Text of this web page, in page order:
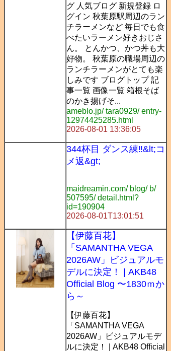
グ 人気ブログ 新規登録 ロ
グイン 秋葉原駅周辺のラン
チラーメンなど 毎日でも食
べたいラーメン好きおじさ
ん。 とんかつ、かつ丼も大
好物。 秋葉原の職場周辺の
ランチラーメンがとても楽
しみです ブログトップ 記
事一覧 画像一覧 箱根そば
のかき揚げそ...
ameblo.jp/ tara0929/ entry-
12974425285.html
2026-08-01 13:36:05
344杯目 ダンス練‼️&lt;コ
メ返&gt;
maidreamin.com/ blog/ b/
507595/ detail.html?
id=190904
2026-08-01T13:01:51
【伊藤百花】
「SAMANTHA VEGA
2026AW」ビジュアルモ
デルに決定！ | AKB48
Official Blog 〜1830ｍか
ら～
【伊藤百花】
「SAMANTHA VEGA
2026AW」ビジュアルモデ
ルに決定！ | AKB48 Official